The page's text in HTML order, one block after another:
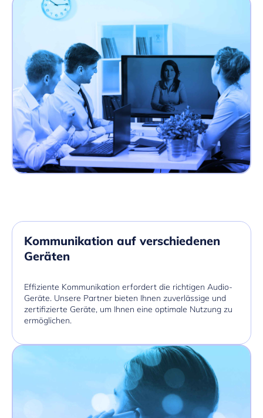
Kommunikation auf verschiedenen
Geräten
Effiziente Kommunikation erfordert die richtigen Audio-
Geräte. Unsere Partner bieten Ihnen zuverlässige und
zertifizierte Geräte, um Ihnen eine optimale Nutzung zu
ermöglichen.